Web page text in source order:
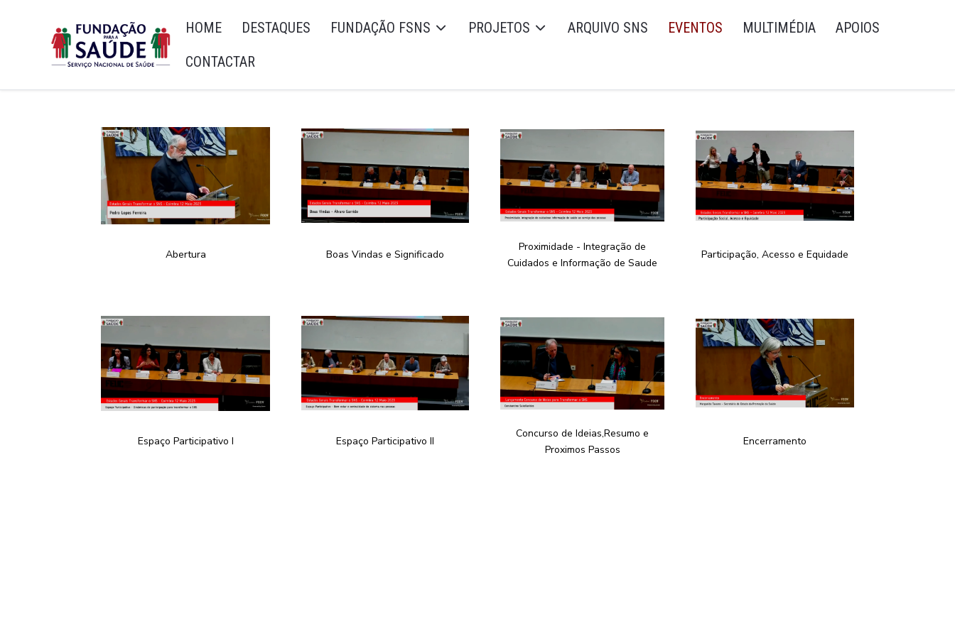
HOME DESTAQUES FUNDAÇÃO FSNS PROJETOS ARQUIVO SNS EVENTOS MULTIMÉDIA
APOIOS
CONTACTAR
Abertura Boas Vindas e Significado
Proximidade - Integração de
Cuidados e Informação de Saude
Participação, Acesso e Equidade
Espaço Participativo I Espaço Participativo II
Concurso de Ideias,Resumo e
Proximos Passos
Encerramento